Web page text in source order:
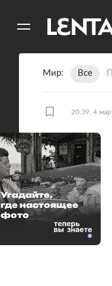
Мир Все
20:39, 4
Угадайте,
где настоящее
фото